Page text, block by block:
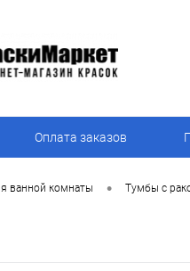
Оплата заказов
ванной комнаты • Тумбы с